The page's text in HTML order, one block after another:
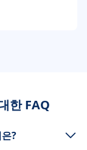
한 FAQ
?